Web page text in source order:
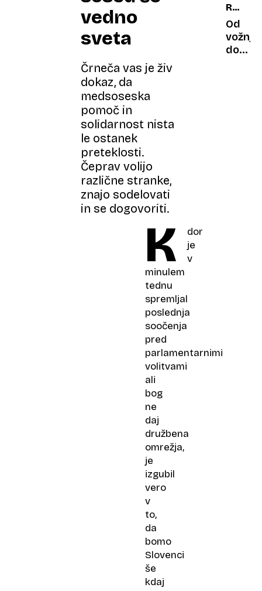
vedno
sveta
Črneča vas je živ
dokaz, da
medsoseska
pomoč in
solidarnost nista
le ostanek
preteklosti.
Čeprav volijo
različne stranke,
znajo sodelovati
in se dogovoriti.
K
dor
je
v
minulem
tednu
spremljal
poslednja
soočenja
pred
parlamentarnimi
volitvami
ali
bog
ne
daj
družbena
omrežja,
je
izgubil
vero
v
to,
da
bomo
Slovenci
še
kdaj
sveti:
kaj
nas
je
PET
Od
vožnje
do